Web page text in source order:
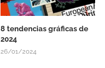
8 tendencias gráficas de
2024
26/01/2024